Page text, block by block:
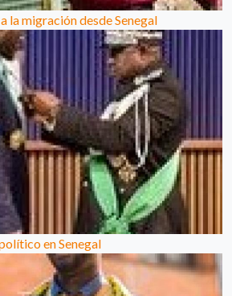
la migración desde Senegal
en Senegal